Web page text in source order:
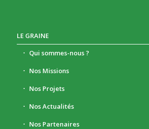
LE GRAINE
Qui sommes-nous ?
Nos Missions
Nos Projets
Nos Actualités
Nos Partenaires